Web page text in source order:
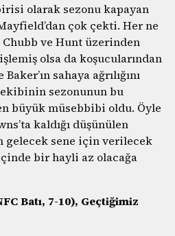
olarak sezonu kapayan
çok çekti. Her ne
ve Hunt üzerinden
olsa da koşucularından
sahaya ağrılığını
sezonunun bu
büyük müsebbibi oldu. Öyle
kaldığı düşünülen
gelecek sene için verilecek
bir hayli az olacağa
Batı, 7-10), Geçtiğimiz